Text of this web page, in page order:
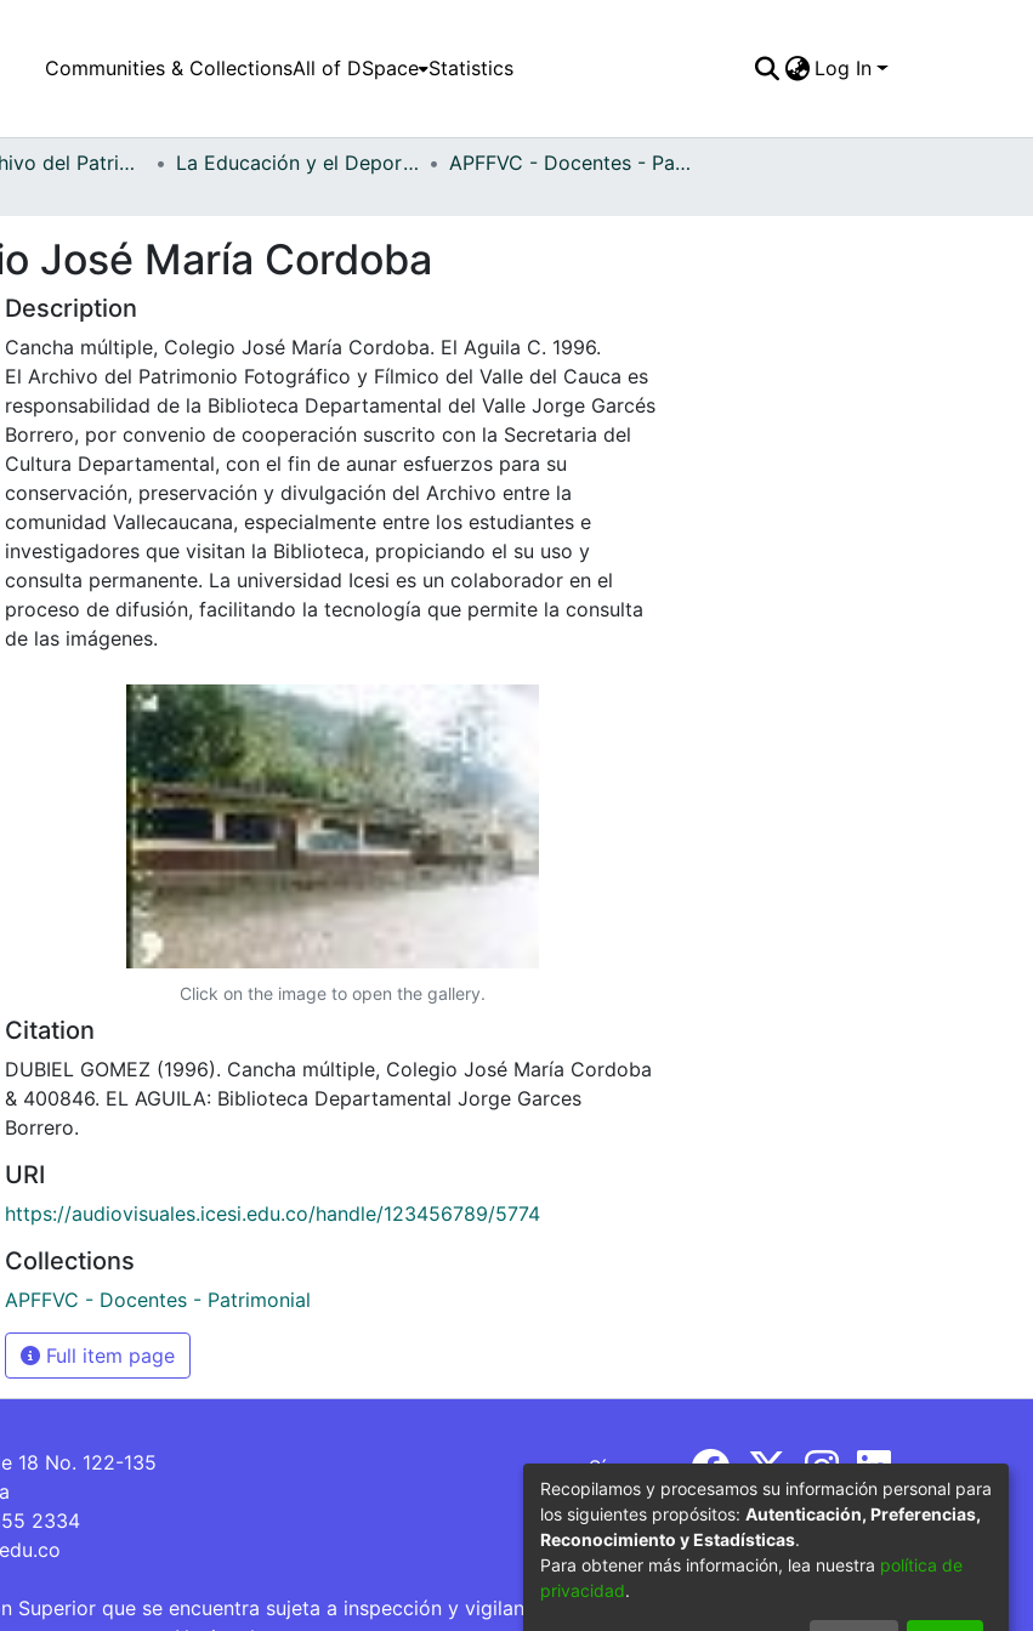
Communities & CollectionsAll of DSpace Statistics Log In
Fondo Archivo del Patrimonio Fotográfico y Fílmico del Valle del Cauca La Educación y el Deporte
APFFVC - Docentes - Patrimonial
José María Cordoba
Description
Cancha múltiple, Colegio José María Cordoba. El Aguila C. 1996.
El Archivo del Patrimonio Fotográfico y Fílmico del Valle del Cauca es
responsabilidad de la Biblioteca Departamental del Valle Jorge Garcés
Borrero, por convenio de cooperación suscrito con la Secretaria del
Cultura Departamental, con el fin de aunar esfuerzos para su
conservación, preservación y divulgación del Archivo entre la
comunidad Vallecaucana, especialmente entre los estudiantes e
investigadores que visitan la Biblioteca, propiciando el su uso y
consulta permanente. La universidad Icesi es un colaborador en el
proceso de difusión, facilitando la tecnología que permite la consulta
de las imágenes.
Click on the image to open the gallery.
Citation
DUBIEL GOMEZ (1996). Cancha múltiple, Colegio José María Cordoba
& 400846. EL AGUILA: Biblioteca Departamental Jorge Garces
Borrero.
URI
https://audiovisuales.icesi.edu.co/handle/123456789/5774
Collections
APFFVC - Docentes - Patrimonial
Full item page
18 No. 122-135
2334
Síguenos
Superior que se encuentra sujeta a inspección y vigilancia por parte del Ministerio de Educación
Recopilamos y procesamos su información personal para
los siguientes propósitos: Autenticación, Preferencias,
Reconocimiento y Estadísticas.
Para obtener más información, lea nuestra política de
privacidad.